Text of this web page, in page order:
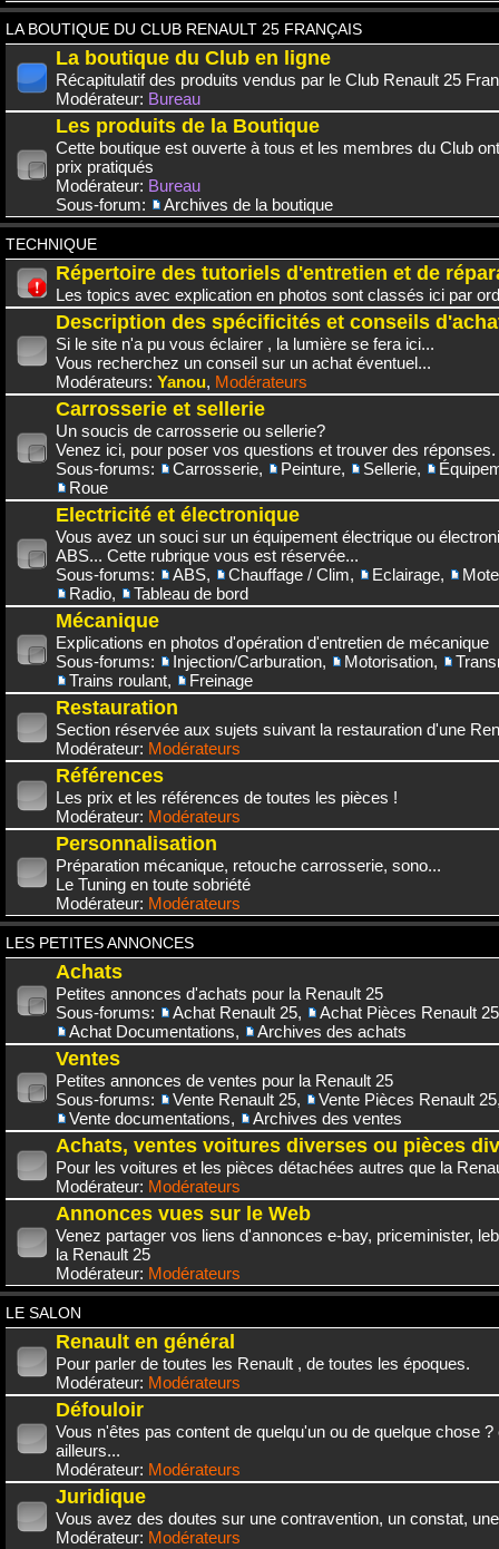
LA BOUTIQUE DU CLUB RENAULT 25 FRANÇAIS
La boutique du Club en ligne
Récapitulatif des produits vendus par le Club Renault 25
Modérateur: Bureau
Les produits de la Boutique
Cette boutique est ouverte à tous et les membres du Club
prix pratiqués
Modérateur: Bureau
Sous-forum:
Archives de la boutique
TECHNIQUE
Répertoire des tutoriels d'entretien et de
Les topics avec explication en photos sont classés ici par
Description des spécificités et conseils
Si le site n'a pu vous éclairer , la lumière se fera ici...
Vous recherchez un conseil sur un achat éventuel...
Modérateurs: Yanou, Modérateurs
Carrosserie et sellerie
Un soucis de carrosserie ou sellerie?
Venez ici, pour poser vos questions et trouver des réponses.
Sous-forums:
Carrosserie, Peinture, Sellerie,
Roue
Electricité et électronique
Vous avez un souci sur un équipement électrique ou
ABS... Cette rubrique vous est réservée...
Sous-forums:
ABS, Chauffage / Clim, Eclairage,
Radio, Tableau de bord
Mécanique
Explications en photos d'opération d'entretien de mécanique
Sous-forums:
Injection/Carburation, Motorisation,
Trains roulant, Freinage
Restauration
Section réservée aux sujets suivant la restauration d'une
Modérateur: Modérateurs
Références
Les prix et les références de toutes les pièces !
Modérateur: Modérateurs
Personnalisation
Préparation mécanique, retouche carrosserie, sono...
Le Tuning en toute sobriété
Modérateur: Modérateurs
LES PETITES ANNONCES
Achats
Petites annonces d'achats pour la Renault 25
Sous-forums:
Achat Renault 25,
Achat Pièces Renault 25
Achat Documentations, Archives des achats
Ventes
Petites annonces de ventes pour la Renault 25
Sous-forums:
Vente Renault 25, Vente Pièces Renault 25
Vente documentations, Archives des ventes
Achats, ventes voitures diverses ou pièces
Pour les voitures et les pièces détachées autres que la
Modérateur: Modérateurs
Annonces vues sur le Web
Venez partager vos liens d'annonces e-bay, priceminister,
la Renault 25
Modérateur: Modérateurs
LE SALON
Renault en général
Pour parler de toutes les Renault , de toutes les époques.
Modérateur: Modérateurs
Défouloir
Vous n'êtes pas content de quelqu'un ou de quelque chose
ailleurs...
Modérateur: Modérateurs
Juridique
Vous avez des doutes sur une contravention, un constat,
Modérateur: Modérateurs